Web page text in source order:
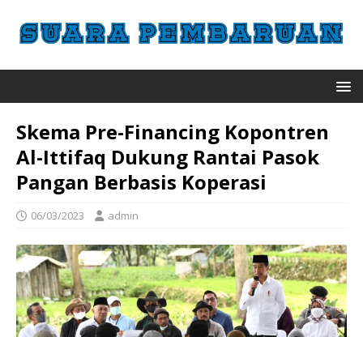
Skema Pre-Financing Kopontren
Al-Ittifaq Dukung Rantai Pasok
Pangan Berbasis Koperasi
06/03/2023 admin